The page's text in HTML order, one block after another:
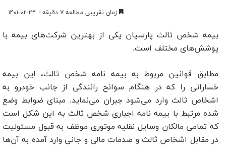
۱۴۰۱-۰۲-۲۳ زمان تقریبی مطالعه ۷ دقیقه
بیمه شخص ثالث پارسیان یکی از بهترین شرکت‌های بیمه با
پوشش‌های مختلف است.
مطابق قوانین مربوط به بیمه نامه شخص ثالث، این بیمه
خساراتی را که در هنگام سوانح رانندگی از جانب خودرو به
اشخاص ثالث وارد می‌شود جبران می‌نماید. مبنای ضوابط وضع
شده مرتبط با بیمه نامه اجباری شخص ثالث به این شکل است
که تمامی مالکان وسایل نقلیه موتوری موظف به قبول مسئولیت
در مقابل اشخاص ثالث و صدمات مالی و جانی وارد آمده به آن‌ها